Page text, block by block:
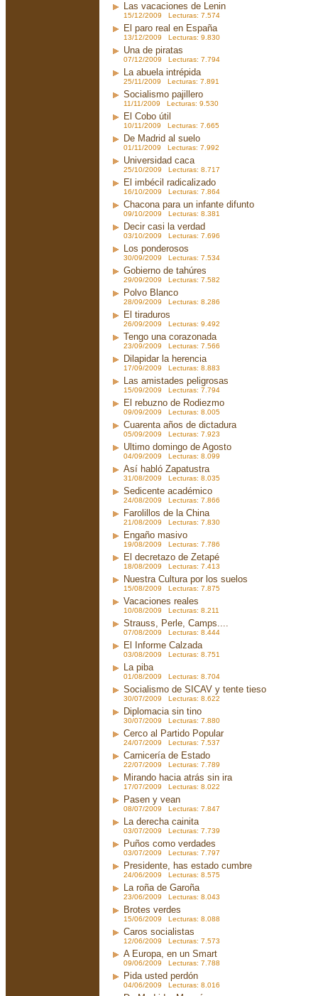
Las vacaciones de Lenin
15/12/2009 Lecturas: 7.574
El paro real en España
13/12/2009 Lecturas: 9.830
Una de piratas
07/12/2009 Lecturas: 7.794
La abuela intrépida
25/11/2009 Lecturas: 7.891
Socialismo pajillero
11/11/2009 Lecturas: 9.530
El Cobo útil
10/11/2009 Lecturas: 7.665
De Madrid al suelo
01/11/2009 Lecturas: 7.992
Universidad caca
25/10/2009 Lecturas: 8.717
El imbécil radicalizado
16/10/2009 Lecturas: 7.864
Chacona para un infante difunto
09/10/2009 Lecturas: 8.381
Decir casi la verdad
03/10/2009 Lecturas: 7.696
Los ponderosos
30/09/2009 Lecturas: 7.534
Gobierno de tahúres
29/09/2009 Lecturas: 7.582
Polvo Blanco
28/09/2009 Lecturas: 8.286
El tiraduros
26/09/2009 Lecturas: 9.492
Tengo una corazonada
23/09/2009 Lecturas: 7.566
Dilapidar la herencia
17/09/2009 Lecturas: 8.883
Las amistades peligrosas
15/09/2009 Lecturas: 7.794
El rebuzno de Rodiezmo
09/09/2009 Lecturas: 8.005
Cuarenta años de dictadura
05/09/2009 Lecturas: 7.923
Ultimo domingo de Agosto
04/09/2009 Lecturas: 8.099
Así habló Zapatustra
31/08/2009 Lecturas: 8.035
Sedicente académico
24/08/2009 Lecturas: 7.866
Farolillos de la China
21/08/2009 Lecturas: 7.830
Engaño masivo
19/08/2009 Lecturas: 7.786
El decretazo de Zetapé
18/08/2009 Lecturas: 7.413
Nuestra Cultura por los suelos
15/08/2009 Lecturas: 7.875
Vacaciones reales
10/08/2009 Lecturas: 8.211
Strauss, Perle, Camps....
07/08/2009 Lecturas: 8.444
El Informe Calzada
03/08/2009 Lecturas: 8.751
La piba
01/08/2009 Lecturas: 8.704
Socialismo de SICAV y tente tieso
30/07/2009 Lecturas: 8.622
Diplomacia sin tino
30/07/2009 Lecturas: 7.880
Cerco al Partido Popular
24/07/2009 Lecturas: 7.537
Carnicería de Estado
22/07/2009 Lecturas: 7.789
Mirando hacia atrás sin ira
17/07/2009 Lecturas: 8.022
Pasen y vean
08/07/2009 Lecturas: 7.847
La derecha cainita
03/07/2009 Lecturas: 7.739
Puños como verdades
03/07/2009 Lecturas: 7.797
Presidente, has estado cumbre
24/06/2009 Lecturas: 8.575
La roña de Garoña
23/06/2009 Lecturas: 8.043
Brotes verdes
15/06/2009 Lecturas: 8.088
Caros socialistas
12/06/2009 Lecturas: 7.573
A Europa, en un Smart
09/06/2009 Lecturas: 7.788
Pida usted perdón
04/06/2009 Lecturas: 8.016